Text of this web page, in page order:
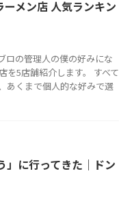
ーメン店 人気ランキン
ロの管理人の僕の好みにな
を5店舗紹介します。 すべて
あくまで個人的な好みで選
」に行ってきた｜ドン